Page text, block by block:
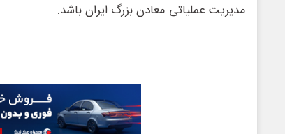
مدیریت عملیاتی معادن بزرگ ایران باشد.